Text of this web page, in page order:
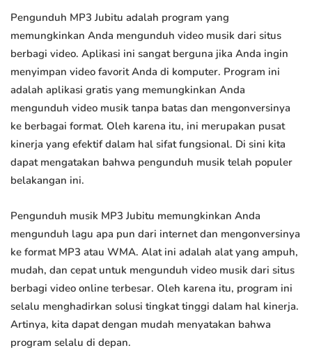
Pengunduh MP3 Jubitu adalah program yang
memungkinkan Anda mengunduh video musik dari situs
berbagi video. Aplikasi ini sangat berguna jika Anda ingin
menyimpan video favorit Anda di komputer. Program ini
adalah aplikasi gratis yang memungkinkan Anda
mengunduh video musik tanpa batas dan mengonversinya
ke berbagai format. Oleh karena itu, ini merupakan pusat
kinerja yang efektif dalam hal sifat fungsional. Di sini kita
dapat mengatakan bahwa pengunduh musik telah populer
belakangan ini.
Pengunduh musik MP3 Jubitu memungkinkan Anda
mengunduh lagu apa pun dari internet dan mengonversinya
ke format MP3 atau WMA. Alat ini adalah alat yang ampuh,
mudah, dan cepat untuk mengunduh video musik dari situs
berbagi video online terbesar. Oleh karena itu, program ini
selalu menghadirkan solusi tingkat tinggi dalam hal kinerja.
Artinya, kita dapat dengan mudah menyatakan bahwa
program selalu di depan.